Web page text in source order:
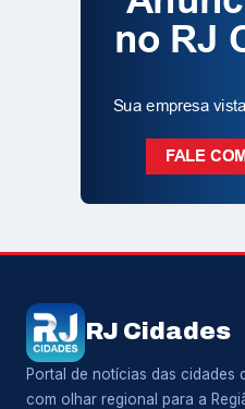
RJ Cidades
Portal de notícias das cidades
com olhar regional para a